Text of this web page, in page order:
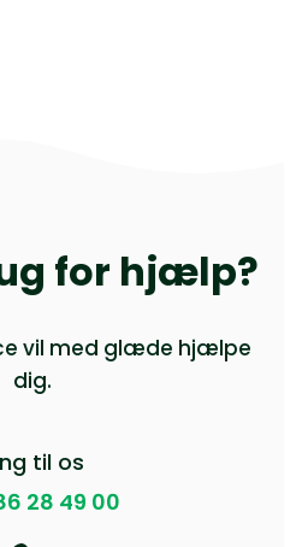
for hjælp?
vil med glæde hjælpe
dig.
til os
28 49 00